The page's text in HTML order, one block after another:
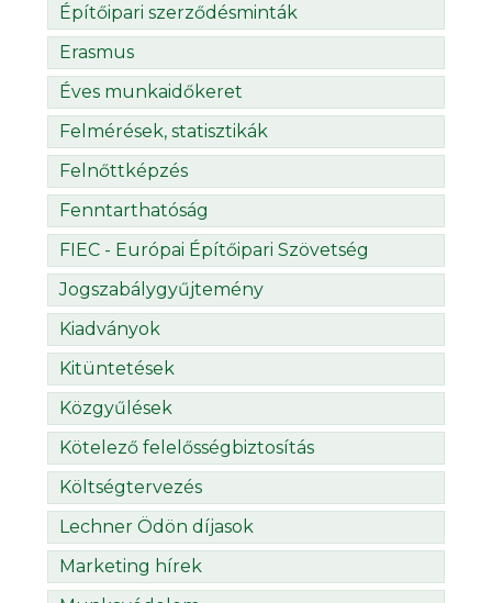
Építőipari szerződésminták
Erasmus
Éves munkaidőkeret
Felmérések, statisztikák
Felnőttképzés
Fenntarthatóság
FIEC - Európai Építőipari Szövetség
Jogszabálygyűjtemény
Kiadványok
Kitüntetések
Közgyűlések
Kötelező felelősségbiztosítás
Költségtervezés
Lechner Ödön díjasok
Marketing hírek